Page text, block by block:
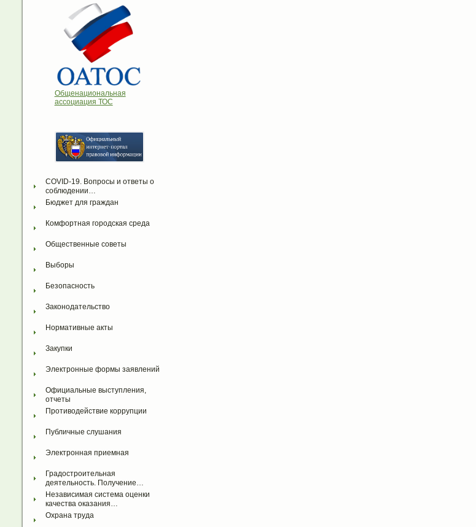
Общенациональная
ассоциация ТОС
COVID-19. Вопросы и ответы о
соблюдении…
Бюджет для граждан
Комфортная городская среда
Общественные советы
Выборы
Безопасность
Законодательство
Нормативные акты
Закупки
Электронные формы заявлений
Официальные выступления,
отчеты
Противодействие коррупции
Публичные слушания
Электронная приемная
Градостроительная
деятельность. Получение…
Независимая система оценки
качества оказания…
Охрана труда